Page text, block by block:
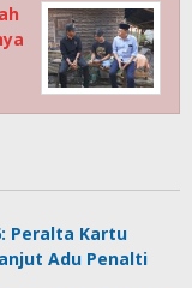
Peralta Kartu
Adu Penalti